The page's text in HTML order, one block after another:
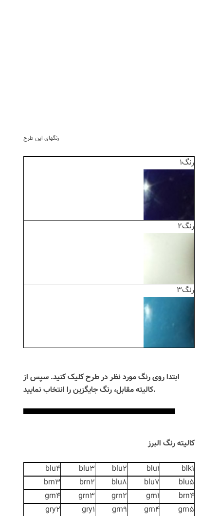
رنگهای این طرح
رنگ1
رنگ2
رنگ3
ابتدا روی رنگ مورد نظر در طرح کلیک کنید. سپس از
کالیته مقابل، رنگ جایگزین را انتخاب نمایید.
کالیته رنگ البرز
blk1
blu1
blu2
blu3
blu4
blu5
blu7
blu8
brn2
brn3
brn4
grn1
grn2
grn3
grn4
grn5
grn4
grn9
gry1
gry2